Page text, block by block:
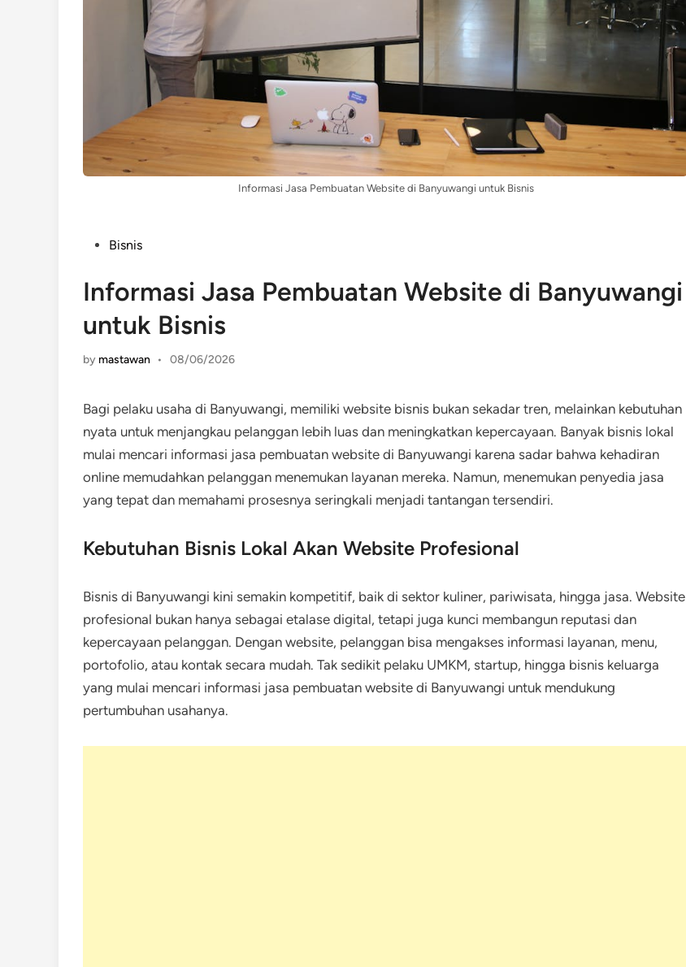
Informasi Jasa Pembuatan Website di Banyuwangi untuk Bisnis
PostedBisnis
Informasi Jasa Pembuatan Website di Banyuwangi
untuk Bisnis
by mastawan • 08/06/2026
Bagi pelaku usaha di Banyuwangi, memiliki website bisnis bukan sekadar tren, melainkan kebutuhan
nyata untuk menjangkau pelanggan lebih luas dan meningkatkan kepercayaan. Banyak bisnis lokal
mulai mencari informasi jasa pembuatan website di Banyuwangi karena sadar bahwa kehadiran
online memudahkan pelanggan menemukan layanan mereka. Namun, menemukan penyedia jasa
yang tepat dan memahami prosesnya seringkali menjadi tantangan tersendiri.
Kebutuhan Bisnis Lokal Akan Website Profesional
Bisnis di Banyuwangi kini semakin kompetitif, baik di sektor kuliner, pariwisata, hingga jasa. Website
profesional bukan hanya sebagai etalase digital, tetapi juga kunci membangun reputasi dan
kepercayaan pelanggan. Dengan website, pelanggan bisa mengakses informasi layanan, menu,
portofolio, atau kontak secara mudah. Tak sedikit pelaku UMKM, startup, hingga bisnis keluarga
yang mulai mencari informasi jasa pembuatan website di Banyuwangi untuk mendukung
pertumbuhan usahanya.